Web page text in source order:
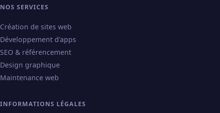
NOS SERVICES
Création de sites web
Développement d'apps
SEO & référencement
Design graphique
Maintenance web
INFORMATIONS LÉGALES